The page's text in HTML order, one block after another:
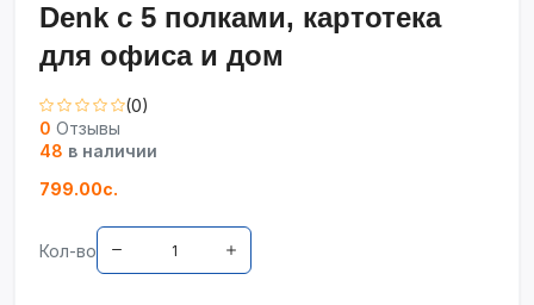
Denk с 5 полками, картотека
для офиса и дом
(0)
0 Отзывы
48 в наличии
799.00с.
Кол-во